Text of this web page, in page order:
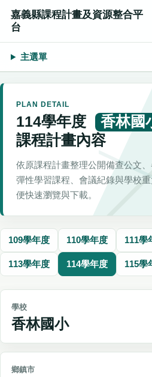
嘉義縣課程計畫及資源整合平
台
主選單
PLAN DETAIL
114學年度
香林國
課程計畫內容
依原課程計畫整理公開備查公文、
彈性學習課程、會議紀錄與學校
便快速瀏覽與下載。
109學年度 110學年度 111學
113學年度 114學年度 115學
學校
香林國小
鄉鎮市